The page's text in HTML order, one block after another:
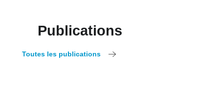
Publications
Toutes les publications